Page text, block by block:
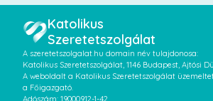
Katolikus
Szeretetszolgálat
A szeretetszolgalat.hu domain név tulajdonosa:
Katolikus Szeretetszolgálat, 1146 Budapest, Ajtósi
A weboldalt a Katolikus Szeretetszolgálat
a Főigazgató.
Adószám: 19000912-1-42